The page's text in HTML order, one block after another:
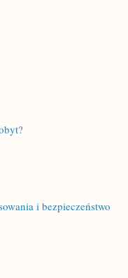
i bezpieczeństwo